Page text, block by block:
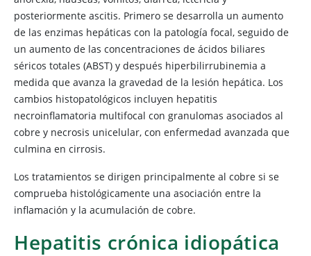
posteriormente ascitis. Primero se desarrolla un aumento
de las enzimas hepáticas con la patología focal, seguido de
un aumento de las concentraciones de ácidos biliares
séricos totales (ABST) y después hiperbilirrubinemia a
medida que avanza la gravedad de la lesión hepática. Los
cambios histopatológicos incluyen hepatitis
necroinflamatoria multifocal con granulomas asociados al
cobre y necrosis unicelular, con enfermedad avanzada que
culmina en cirrosis.
Los tratamientos se dirigen principalmente al cobre si se
comprueba histológicamente una asociación entre la
inflamación y la acumulación de cobre.
Hepatitis crónica idiopática